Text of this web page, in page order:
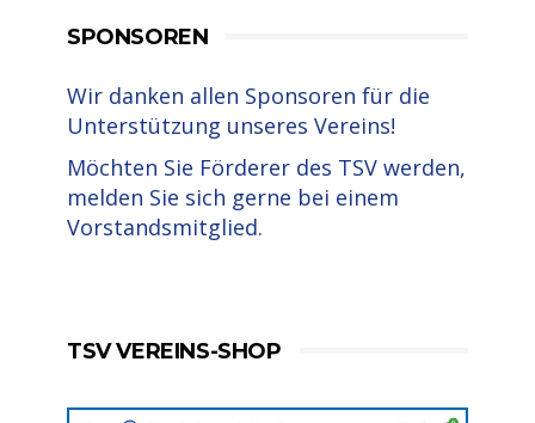
SPONSOREN
Wir danken allen Sponsoren für die
Unterstützung unseres Vereins!
Möchten Sie Förderer des TSV werden,
melden Sie sich gerne bei einem
Vorstandsmitglied.
TSV VEREINS-SHOP